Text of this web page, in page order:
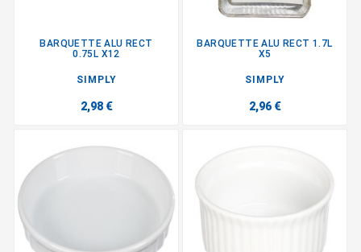
BARQUETTE ALU RECT
0.75L X12
SIMPLY
2,98 €
BARQUETTE ALU RECT 1.7L
X5
SIMPLY
2,96 €